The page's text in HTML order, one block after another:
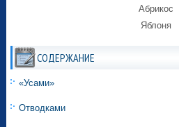
Абрикос
Яблоня
СОДЕРЖАНИЕ
«Усами»
Отводками